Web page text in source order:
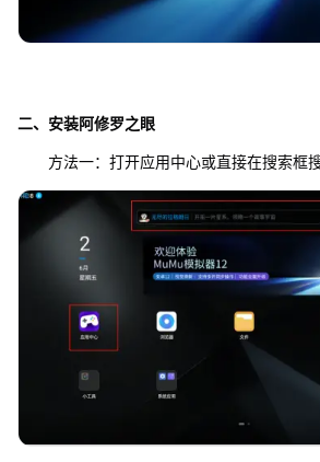
二、安装阿修罗之眼
方法一：打开应用中心或直接在搜索框搜